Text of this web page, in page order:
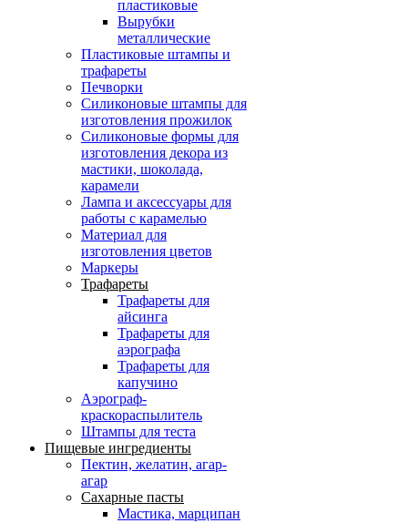
пластиковые
Вырубки
металлические
Пластиковые штампы и
трафареты
Печворки
Силиконовые штампы для
изготовления прожилок
Силиконовые формы для
изготовления декора из
мастики, шоколада,
карамели
Лампа и аксессуары для
работы с карамелью
Материал для
изготовления цветов
Маркеры
Трафареты
Трафареты для
айсинга
Трафареты для
аэрографа
Трафареты для
капучино
Аэрограф-
краскораспылитель
Штампы для теста
Пищевые ингредиенты
Пектин, желатин, агар-
агар
Сахарные пасты
Мастика, марципан